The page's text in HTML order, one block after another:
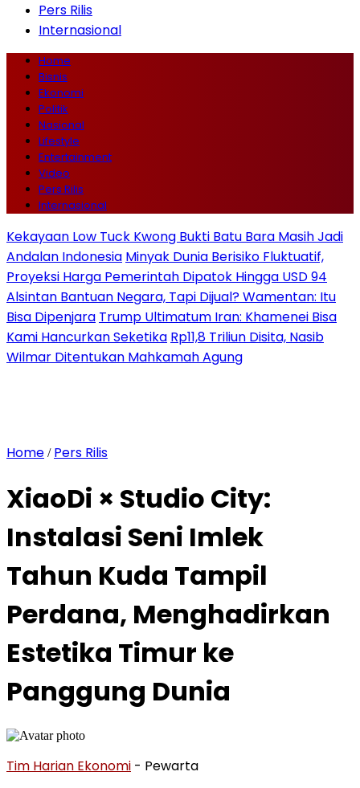
Pers Rilis
Internasional
Home
Bisnis
Ekonomi
Politik
Nasional
Lifestyle
Entertainment
Video
Pers Rilis
Internasional
Kekayaan Low Tuck Kwong Bukti Batu Bara Masih Jadi
Andalan Indonesia Minyak Dunia Berisiko Fluktuatif,
Proyeksi Harga Pemerintah Dipatok Hingga USD 94
Alsintan Bantuan Negara, Tapi Dijual? Wamentan: Itu
Bisa Dipenjara Trump Ultimatum Iran: Khamenei Bisa
Kami Hancurkan Seketika Rp11,8 Triliun Disita, Nasib
Wilmar Ditentukan Mahkamah Agung
Home / Pers Rilis
XiaoDi × Studio City:
Instalasi Seni Imlek
Tahun Kuda Tampil
Perdana, Menghadirkan
Estetika Timur ke
Panggung Dunia
Tim Harian Ekonomi - Pewarta